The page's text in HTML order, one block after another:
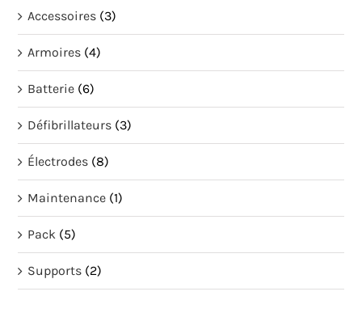
Accessoires (3)
Armoires (4)
Batterie (6)
Défibrillateurs (3)
Électrodes (8)
Maintenance (1)
Pack (5)
Supports (2)